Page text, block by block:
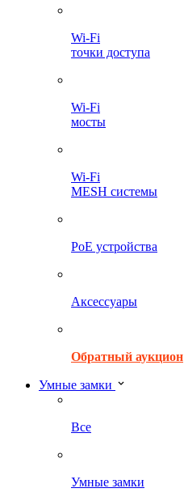
Wi-Fi
точки доступа
Wi-Fi
мосты
Wi-Fi
MESH системы
PoE устройства
Аксессуары
Обратный аукцион
Умные замки
Все
Умные замки